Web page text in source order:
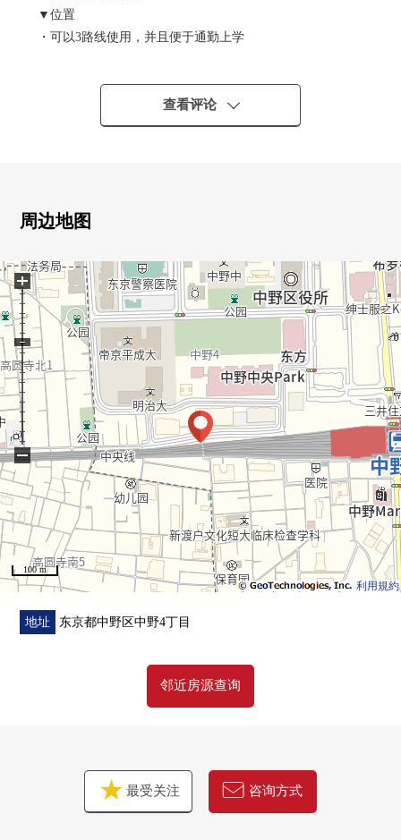
▼位置
・可以3路线使用，并且便于通勤上学
东京Metro东西线"中野"车站步行6分钟
▼Mansion的特徴
・东急建设施工
・住进计划在自2026年7月下旬起开始的新房Mansion
・充实的共用部(Breeze/AIRS)
○派对房兼的贵宾室
(预订制，清扫、亚麻布交换等的实际费用负担有)
○研究房·Fitness Room(利用可24小时)
○家庭休息室/洗衣店
(可利用24小时洗衣店机器收费)
・有各层垃圾堆放处
・保护舒适的生活的安全
0附带彩色监视器的免持内部对讲机
0服务生系统
(供火灾、防止犯罪、非常警报，急救使用的按钮)
0防止犯罪感应器(除去门口门、最上階住戸的窗(FIX窗
的))
0防盗门系统0智能钥匙读取器
0监视照相机
・实际使用面积/56.90平米、房型/2LDK+SIC
・面向阳台的亮的LDK
・容易把打扫换成的全室木地板式样
查看评论
周边地图
利用規約
100 m
+
−
地址 东京都中野区中野4丁目
邻近房源查询
最受关注 咨询方式